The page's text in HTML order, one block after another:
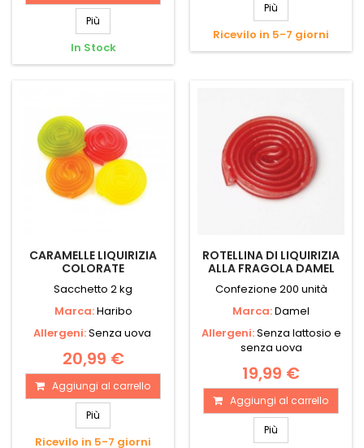
Più
In Stock
Più
Ricevilo in 5-7 giorni
CARAMELLE LIQUIRIZIA
COLORATE
Sacchetto 2 kg
Marca:Haribo
Allergeni:Senza uova
20,99 €
Aggiungi al carrello
Più
Ricevilo in 5-7 giorni
ROTELLINA DI LIQUIRIZIA
ALLA FRAGOLA DAMEL
Confezione 200 unità
Marca:Damel
Allergeni:Senza lattosio e
senza uova
19,99 €
Aggiungi al carrello
Più